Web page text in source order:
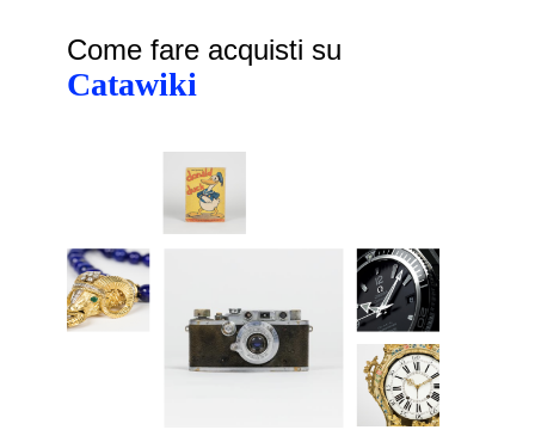
Come fare acquisti su
Catawiki